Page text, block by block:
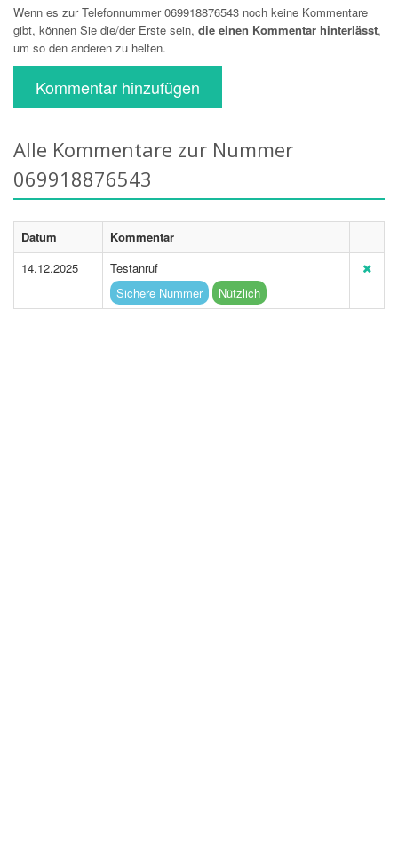
Wenn es zur Telefonnummer 069918876543 noch keine Kommentare
gibt, können Sie die/der Erste sein, die einen Kommentar hinterlässt,
um so den anderen zu helfen.
Kommentar hinzufügen
Alle Kommentare zur Nummer
069918876543
Datum
Kommentar
14.12.2025
Testanruf
Sichere Nummer
Nützlich